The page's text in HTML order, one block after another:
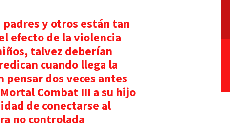
y otros están tan
efecto de la violencia
talvez deberían
cuando llega la
pensar dos veces antes
Combat III a su hijo
de conectarse al
no controlada